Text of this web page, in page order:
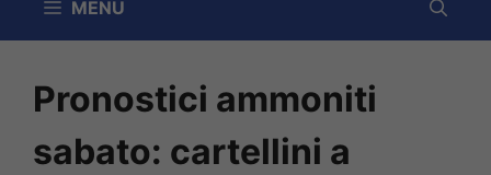
MENU
Pronostici ammoniti
sabato: cartellini a